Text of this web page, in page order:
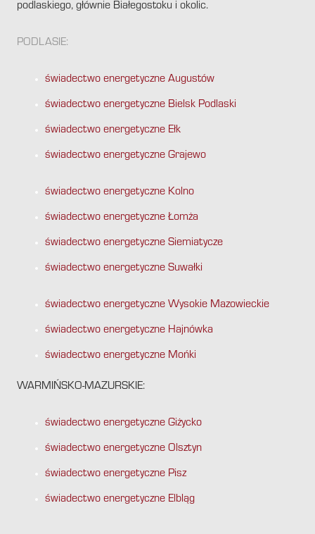
podlaskiego, głównie Białegostoku i okolic.
PODLASIE:
świadectwo energetyczne Augustów
świadectwo energetyczne Bielsk Podlaski
świadectwo energetyczne Ełk
świadectwo energetyczne Grajewo
świadectwo energetyczne Kolno
świadectwo energetyczne Łomża
świadectwo energetyczne Siemiatycze
świadectwo energetyczne Suwałki
świadectwo energetyczne Wysokie Mazowieckie
świadectwo energetyczne Hajnówka
świadectwo energetyczne Mońki
WARMIŃSKO-MAZURSKIE:
świadectwo energetyczne Giżycko
świadectwo energetyczne Olsztyn
świadectwo energetyczne Pisz
świadectwo energetyczne Elbląg